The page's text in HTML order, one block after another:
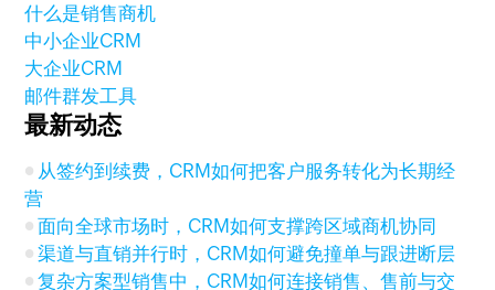
什么是销售商机
中小企业CRM
大企业CRM
邮件群发工具
最新动态
从签约到续费，CRM如何把客户服务转化为长期经
营
面向全球市场时，CRM如何支撑跨区域商机协同
渠道与直销并行时，CRM如何避免撞单与跟进断层
复杂方案型销售中，CRM如何连接销售、售前与交